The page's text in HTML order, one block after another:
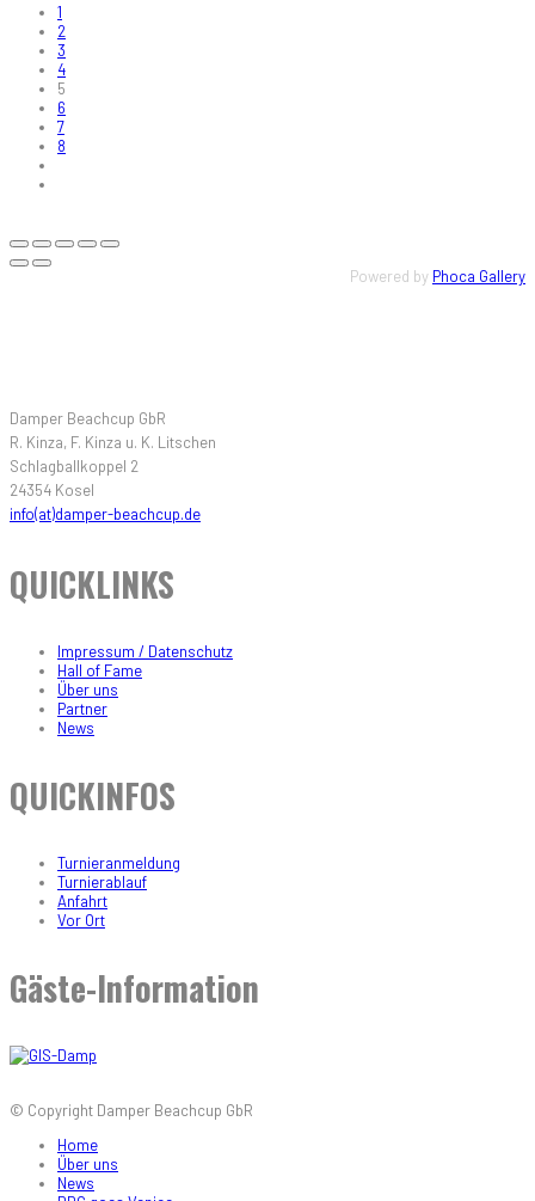
1
2
3
4
5
6
7
8
Powered by Phoca Gallery
Damper Beachcup GbR
R. Kinza, F. Kinza u. K. Litschen
Schlagballkoppel 2
24354 Kosel
info(at)damper-beachcup.de
QUICKLINKS
Impressum / Datenschutz
Hall of Fame
Über uns
Partner
News
QUICKINFOS
Turnieranmeldung
Turnierablauf
Anfahrt
Vor Ort
Gäste-Information
© Copyright Damper Beachcup GbR
Home
Über uns
News